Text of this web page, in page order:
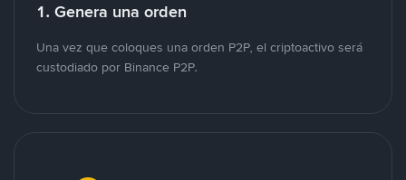
1. Genera una orden
Una vez que coloques una orden P2P, el criptoactivo será
custodiado por Binance P2P.